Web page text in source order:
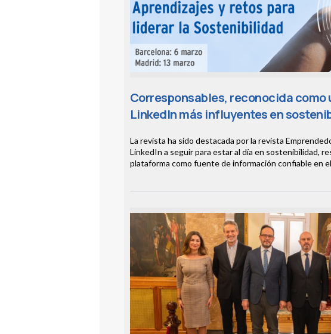
Corresponsables, reconocida como
LinkedIn más influyentes en
La revista ha sido destacada por la revista
LinkedIn a seguir para estar al día en sostenibilidad,
plataforma como fuente de información confiable en